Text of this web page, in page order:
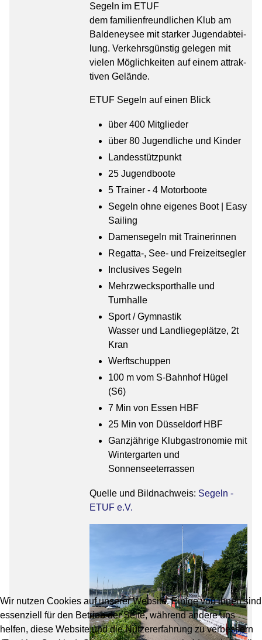
Se­geln im ETUF
dem fa­mi­li­en­freund­li­chen Klub am
Bal­de­ney­see mit star­ker Ju­gend­ab­tei­
lung. Ver­kehrs­güns­tig ge­le­gen mit
vie­len Mög­lich­kei­ten auf einem at­trak­
ti­ven Ge­län­de.
ETUF Se­geln auf einen Blick
über 400 Mitglieder
über 80 Jugendliche und Kinder
Landesstützpunkt
25 Jugendboote
5 Trainer - 4 Motorboote
Segeln ohne eigenes Boot | Easy
Sailing
Damensegeln mit Trainerinnen
Regatta-, See- und Freizeitsegler
Inclusives Segeln
Mehrzwecksporthalle und
Turnhalle
Sport / Gymnastik
Wasser und Landliegeplätze, 2t
Kran
Werftschuppen
100 m vom S-Bahnhof Hügel
(S6)
7 Min von Essen HBF
25 Min von Düsseldorf HBF
Ganzjährige Klubgastronomie mit
Wintergarten und
Sonnenseeterrassen
Quelle und Bildnachweis: Segeln -
ETUF e.V.
Wir nutzen Cookies auf unserer Website. Einige von ihnen sind
essenziell für den Betrieb der Seite, während andere uns
helfen, diese Website und die Nutzererfahrung zu verbessern